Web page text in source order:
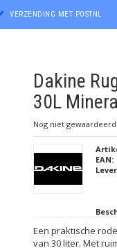
VERZENDING MET POSTNL
Dakine
30L
Nog niet gewaardeerd
EAN:
Een praktische
van 30 liter. Met